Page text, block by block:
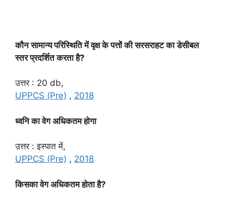
कौन सामान्य परिस्थिति में वृक्ष के पत्तों की सरसराहट का डेसीबल
स्तर प्रदर्शित करता है?
उत्तर : 20 db,
UPPCS (Pre) , 2018
ध्वनि का वेग अधिकतम होगा
उत्तर : इस्पात में,
UPPCS (Pre) , 2018
किसका वेग अधिकतम होता है?